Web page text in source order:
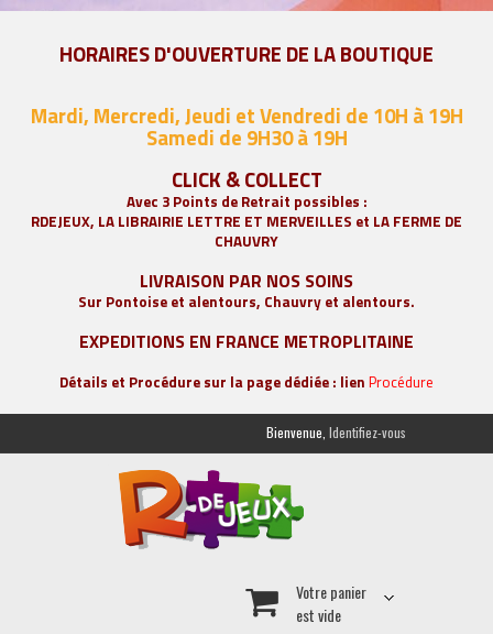
HORAIRES D'OUVERTURE DE LA BOUTIQUE
Mardi, Mercredi, Jeudi et Vendredi de 10H à 19H
Samedi de 9H30 à 19H
CLICK & COLLECT
Avec 3 Points de Retrait possibles :
RDEJEUX, LA LIBRAIRIE LETTRE ET MERVEILLES et LA FERME DE
CHAUVRY
LIVRAISON PAR NOS SOINS
Sur Pontoise et alentours, Chauvry et alentours.
EXPEDITIONS EN FRANCE METROPLITAINE
Détails et Procédure sur la page dédiée : lien Procédure
Bienvenue, Identifiez-vous
Votre panier
est vide